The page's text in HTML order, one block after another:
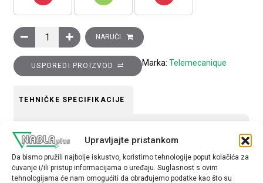
Upravljajte pristankom
Da bismo pružili najbolje iskustvo, koristimo tehnologije poput kolačića za
čuvanje i/ili pristup informacijama o uređaju. Suglasnost s ovim
tehnologijama će nam omogućiti da obrađujemo podatke kao što su
Nosač fotoćelije XUB od nehrđajućeg čelika količina
NARUČI
USPOREDI PROIZVOD Marka: Telemecanique
TEHNIČKE SPECIFIKACIJE
Konektor
Da